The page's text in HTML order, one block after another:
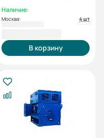
1001
Наличие:
Москва: 4 шт
В корзину